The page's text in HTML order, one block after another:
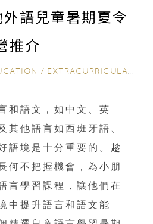
語兒童暑期夏令
推介
/ EXTRACURRICULAR ACTIVITIES
和語文，如中文、英
其他語言如西班牙語、
語境是十分重要的。趁
何不把握機會，為小朋
言學習課程，讓他們在
中提升語言和語文能